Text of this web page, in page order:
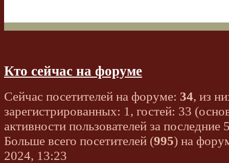
Кто сейчас на форуме
Сейчас посетителей на форуме: 34, из
зарегистрированных: 1, гостей: 33
активности пользователей за последние
Больше всего посетителей (995) на
2024, 13:23